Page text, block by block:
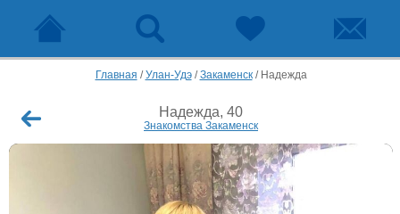
Главная /Улан-Удэ/Закаменск/ Надежда
Надежда, 40
Знакомства Закаменск